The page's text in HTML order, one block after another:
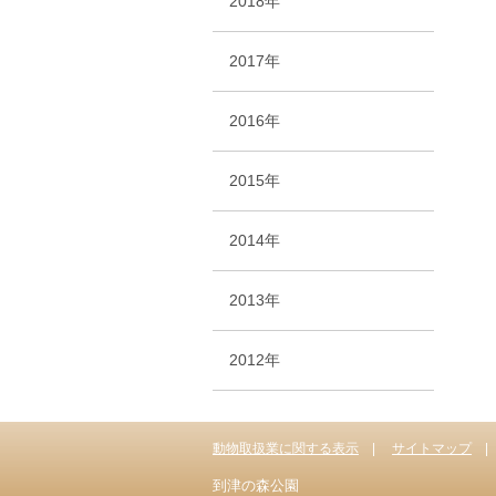
2017年
2016年
2015年
2014年
2013年
2012年
動物取扱業に関する表示 サイトマップ
到津の森公園